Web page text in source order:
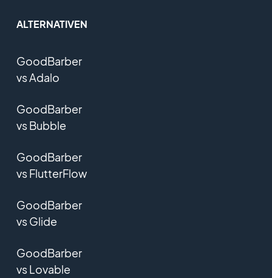
ALTERNATIVEN
GoodBarber
vs Adalo
GoodBarber
vs Bubble
GoodBarber
vs FlutterFlow
GoodBarber
vs Glide
GoodBarber
vs Lovable